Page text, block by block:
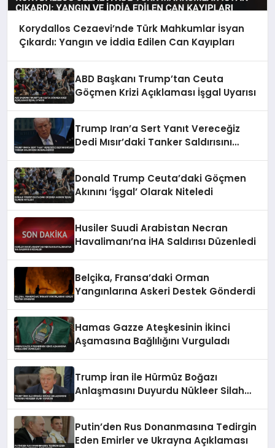
Korydallos Cezaevi’nde Türk Mahkumlar İsyan
Çıkardı: Yangın ve İddia Edilen Can Kayıpları
ABD Başkanı Trump’tan Ceuta
Göçmen Krizi Açıklaması İşgal Uyarısı
Trump Iran’a Sert Yanıt Vereceğiz
Dedi Mısır’daki Tanker Saldırısını
Donald Trump Ceuta’daki Göçmen
Akınını ‘İşgal’ Olarak Niteledi
Husiler Suudi Arabistan Necran
Havalimanı’na İHA Saldırısı Düzenledi
Belçika, Fransa’daki Orman
Yangınlarına Askeri Destek Gönderdi
Hamas Gazze Ateşkesinin İkinci
Aşamasına Bağlılığını Vurguladı
Trump İran ile Hürmüz Boğazı
Anlaşmasını Duyurdu Nükleer Silah
Putin’den Rus Donanmasına Tedirgin
Eden Emirler ve Ukrayna Açıklaması